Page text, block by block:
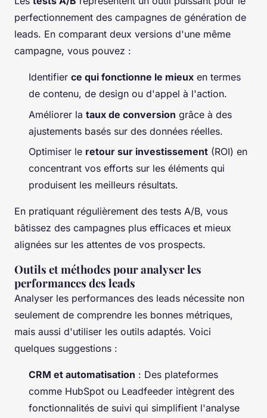
perfectionnement des campagnes de génération de
leads. En comparant deux versions d'une même
campagne, vous pouvez :
Identifier ce qui fonctionne le mieux en termes
de contenu, de design ou d'appel à l'action.
Améliorer la taux de conversion grâce à des
ajustements basés sur des données réelles.
Optimiser le retour sur investissement (ROI) en
concentrant vos efforts sur les éléments qui
produisent les meilleurs résultats.
En pratiquant régulièrement des tests A/B, vous
bâtissez des campagnes plus efficaces et mieux
alignées sur les attentes de vos prospects.
Outils et méthodes pour analyser les
performances des leads
Analyser les performances des leads nécessite non
seulement de comprendre les bonnes métriques,
mais aussi d'utiliser les outils adaptés. Voici
quelques suggestions :
CRM et automatisation : Des plateformes
comme HubSpot ou Leadfeeder intègrent des
fonctionnalités de suivi qui simplifient l'analyse